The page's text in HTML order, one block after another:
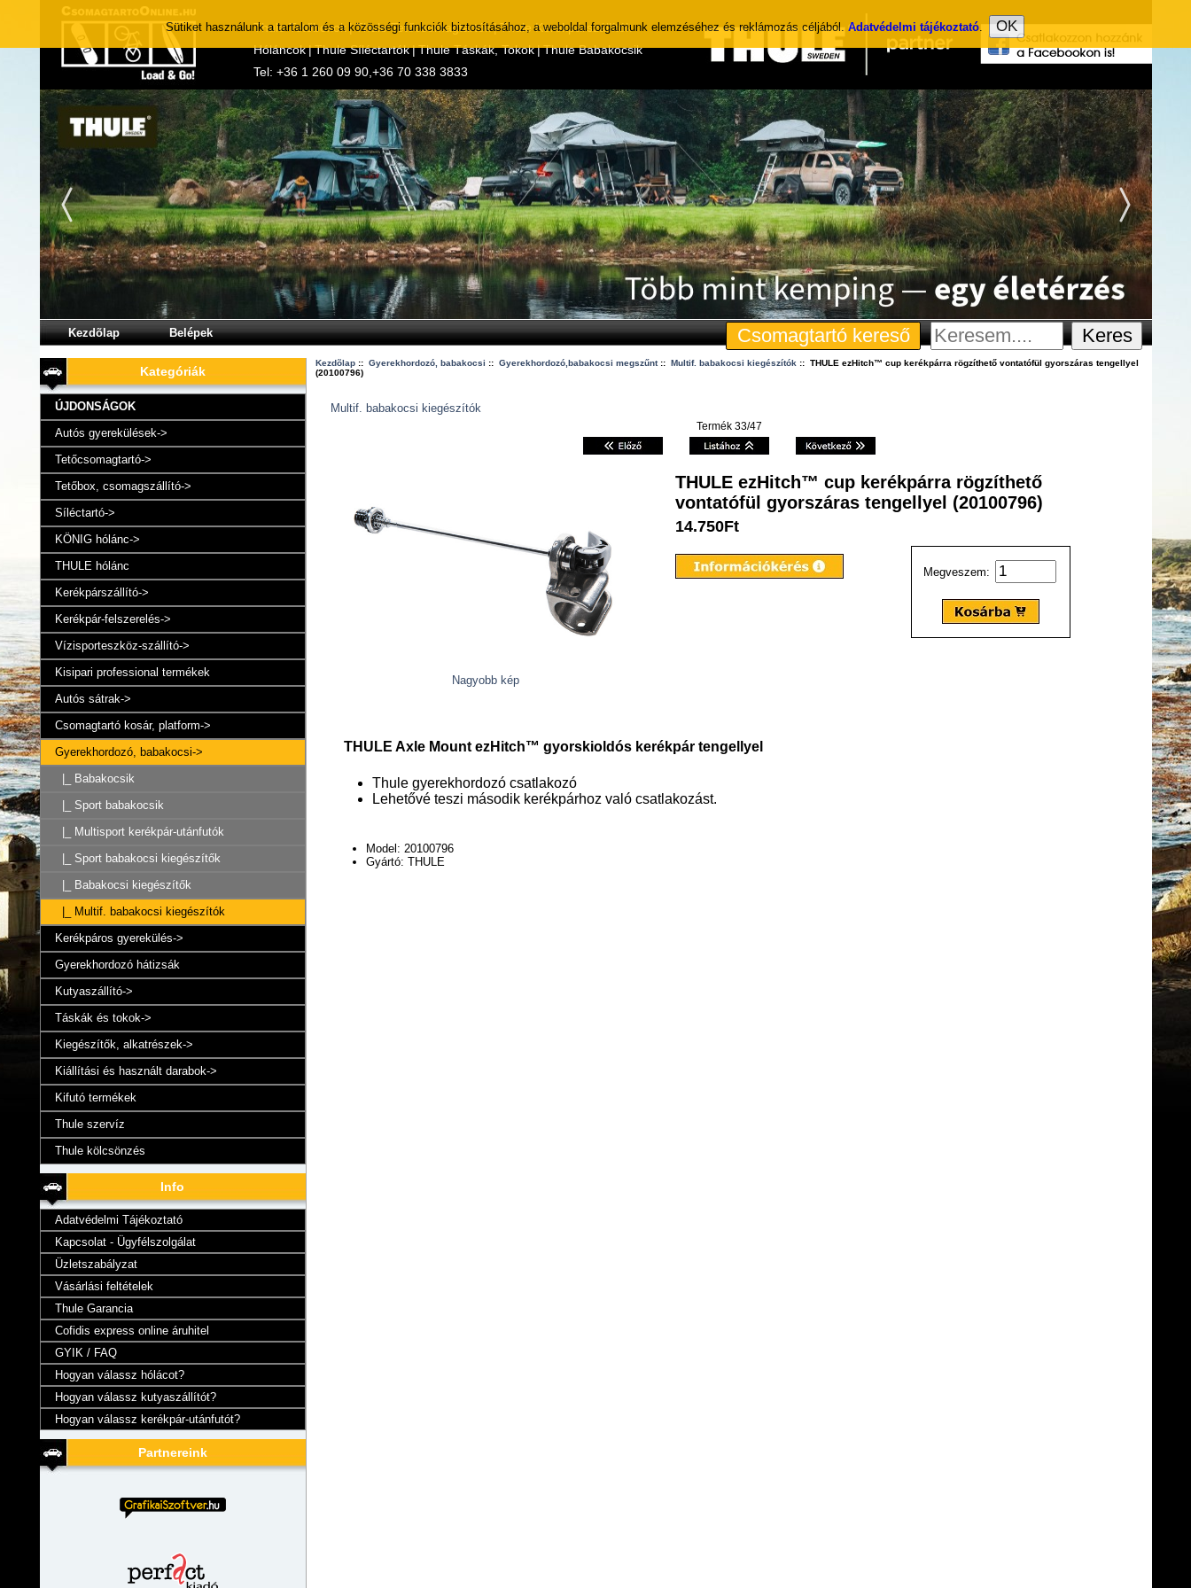
Thule Tetőboxok |Thule Tetőcsomagtartók|Thule Kerékpárszállítók
Hóláncok|Thule Síléctartók|Thule Táskák, Tokok|Thule Babakocsik
Tel: +36 1 260 09 90, +36 70 338 3833
Kezdõlap Belépek Csomagtartó kereső
Kategóriák
ÚJDONSÁGOK
Autós gyerekülések->
Tetőcsomagtartó->
Tetőbox, csomagszállító->
Síléctartó->
KÖNIG hólánc->
THULE hólánc
Kerékpárszállító->
Kerékpár-felszerelés->
Vízisporteszköz-szállító->
Kisipari professional termékek
Autós sátrak->
Csomagtartó kosár, platform->
Gyerekhordozó, babakocsi->
|_ Babakocsik
|_ Sport babakocsik
|_ Multisport kerékpár-utánfutók
|_ Sport babakocsi kiegészítők
|_ Babakocsi kiegészítők
|_ Multif. babakocsi kiegészítók
Kerékpáros gyerekülés->
Gyerekhordozó hátizsák
Kutyaszállító->
Táskák és tokok->
Kiegészítők, alkatrészek->
Kiállítási és használt darabok->
Kifutó termékek
Thule szervíz
Thule kölcsönzés
Info
Adatvédelmi Tájékoztató
Kapcsolat - Ügyfélszolgálat
Üzletszabályzat
Vásárlási feltételek
Thule Garancia
Cofidis express online áruhitel
GYIK / FAQ
Hogyan válassz hólácot?
Hogyan válassz kutyaszállítót?
Hogyan válassz kerékpár-utánfutót?
Partnereink
Kezdõlap:: Gyerekhordozó, babakocsi :: Gyerekhordozó,babakocsi megszűnt:: Multif. babakocsi kiegészítók :: THULE ezHitch™ cup kerékpárra rögzíthető vontatófül gyorszáras tengellyel
(20100796)
Multif. babakocsi kiegészítók
Termék 33/47
Nagyobb kép
THULE ezHitch™ cup kerékpárra rögzíthető
vontatófül gyorszáras tengellyel (20100796)
14.750Ft
Megveszem:
THULE Axle Mount ezHitch™ gyorskioldós kerékpár tengellyel
Thule gyerekhordozó csatlakozó
Lehetővé teszi második kerékpárhoz való csatlakozást.
Model: 20100796
Gyártó: THULE
Sütiket használunk a tartalom és a közösségi funkciók biztosításához, a weboldal forgalmunk elemzéséhez és reklámozás céljából. Adatvédelmi tájékoztató.